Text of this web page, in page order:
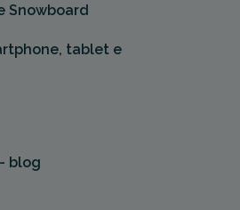
Snowboard
tablet e
blog